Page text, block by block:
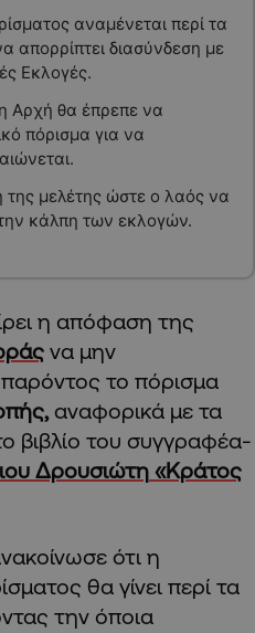
αναμένεται περί τα
απορρίπτει διασύνδεση με
Εκλογές.
Αρχή θα έπρεπε να
πόρισμα για να
της μελέτης ώστε ο λαός να
κάλπη των εκλογών.
η απόφαση της
να μην
παρόντος το πόρισμα
αναφορικά με τα
βιβλίο του συγγραφέα-
Δρουσιώτη «Κράτος
ότι η
θα γίνει περί τα
την όποια